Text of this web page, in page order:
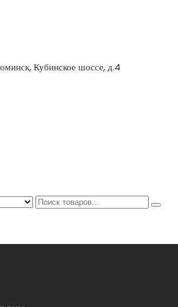
Кубинское шоссе, д.4